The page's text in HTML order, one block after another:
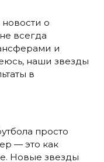
о
всегда
и
наши звезды
в
просто
— это как
Новые звезды